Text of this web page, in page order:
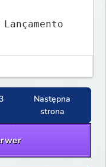
Następna
strona